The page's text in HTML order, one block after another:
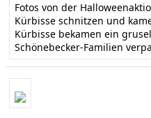
Fotos von der
Kürbisse schnitzen und
Kürbisse bekamen ein
Schönebecker-Familien